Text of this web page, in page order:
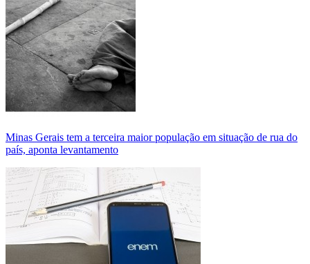
Minas Gerais tem a terceira maior população em situação de rua do
país, aponta levantamento